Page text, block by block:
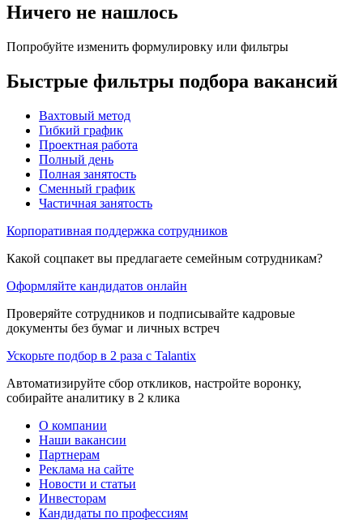
Ничего не нашлось
Попробуйте изменить формулировку или фильтры
Быстрые фильтры подбора вакансий
Вахтовый метод
Гибкий график
Проектная работа
Полный день
Полная занятость
Сменный график
Частичная занятость
Корпоративная поддержка сотрудников
Какой соцпакет вы предлагаете семейным сотрудникам?
Оформляйте кандидатов онлайн
Проверяйте сотрудников и подписывайте кадровые
документы без бумаг и личных встреч
Ускорьте подбор в 2 раза с Talantix
Автоматизируйте сбор откликов, настройте воронку,
собирайте аналитику в 2 клика
О компании
Наши вакансии
Партнерам
Реклама на сайте
Новости и статьи
Инвесторам
Кандидаты по профессиям